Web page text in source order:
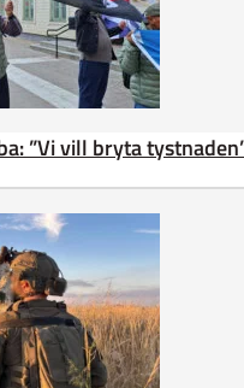
”Vi vill bryta